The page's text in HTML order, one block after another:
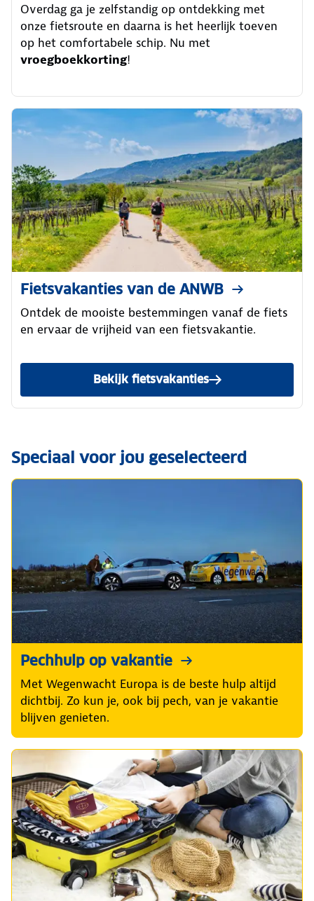
Overdag ga je zelfstandig op ontdekking met
onze fietsroute en daarna is het heerlijk toeven
op het comfortabele schip. Nu met
vroegboekkorting!
Fietsvakanties van de ANWB
Ontdek de mooiste bestemmingen vanaf de fiets
en ervaar de vrijheid van een fietsvakantie.
Bekijk fietsvakanties
Speciaal voor jou geselecteerd
Pechhulp op vakantie
Met Wegenwacht Europa is de beste hulp altijd
dichtbij. Zo kun je, ook bij pech, van je vakantie
blijven genieten.